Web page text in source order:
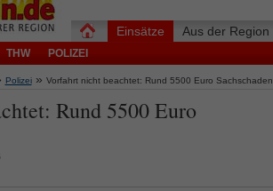
Einsätze
THW POLIZEI
Aus der Region
Polizei » Vorfahrt nicht beachtet: Rund 5500 Euro Sachschaden
Rund 5500 Euro